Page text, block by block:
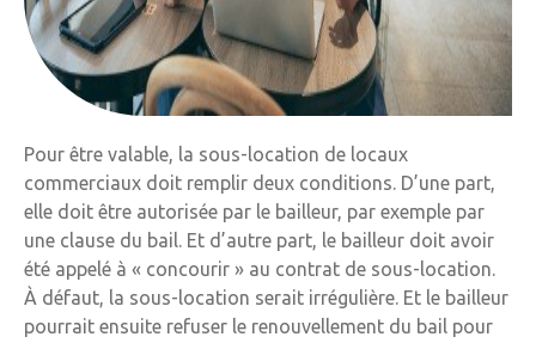
Pour être valable, la sous-location de locaux
commerciaux doit remplir deux conditions. D’une part,
elle doit être autorisée par le bailleur, par exemple par
une clause du bail. Et d’autre part, le bailleur doit avoir
été appelé à « concourir » au contrat de sous-location.
À défaut, la sous-location serait irrégulière. Et le bailleur
pourrait ensuite refuser le renouvellement du bail pour